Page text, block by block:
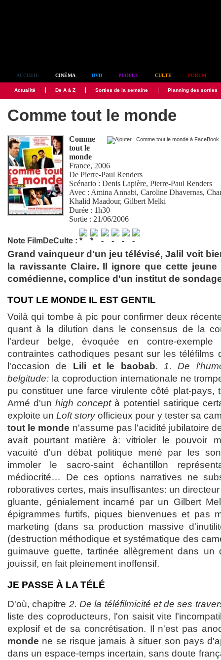
ACCUEIL CINÉMA DVD PEOPLE CULTE FORUM
Actualité De A à Z Sorties de la semaine Planning des sorties
Comme tout le monde
Comme
tout le
monde
France, 2006
DePierre-Paul Renders
Scénario :Denis Lapière,Pierre-Paul Renders
Avec : Amina Annabi,Caroline Dhavernas,
Khalid Maadour,Gilbert Melki
Durée : 1h30
Sortie : 21/06/2006
Note FilmDeCulte :
Grand vainqueur d'un jeu télévisé, Jalil voit
la ravissante Claire. Il ignore que cette
comédienne, complice d'un institut de
TOUT LE MONDE IL EST GENTIL
Voilà qui tombe à pic pour confirmer deux
quant à la dilution dans le consensus de la
l'ardeur belge, évoquée en contre-
contraintes cathodiques pesant sur les téléfilms
l'occasion de Lili et le baobab.1. De
belgitude: la coproduction internationale ne
pu constituer une farce virulente côté plat-pays,
Armé d'unhigh conceptà potentiel satirique
exploite unLoft storyofficieux pour y tester sa
tout le monde n'assume pas l'acidité jubilatoire
avait pourtant matière à: vitrioler le pouvoir
vacuité d'un débat politique mené par les
immoler le sacro-saint échantillon
médiocrité… De ces options narratives ne
roboratives certes, mais insuffisantes: un
gluante, génialement incarné par un Gilbert
épigrammes furtifs, piques bienvenues et pas
marketing (dans sa production massive
(destruction méthodique et systématique des
guimauve guette, tartinée allègrement dans un
jouissif, en fait pleinement inoffensif.
JE PASSE À LA TÉLÉ
D'où, chapitre 2. De la téléfilmicité et de ses
liste des coproducteurs, l'on saisit vite
explosif et de sa concrétisation. Il n'est pas
monde ne se risque jamais à situer son pays
dans un espace-temps incertain, sans doute